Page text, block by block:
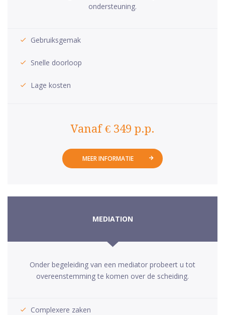
ondersteuning.
Gebruiksgemak
Snelle doorloop
Lage kosten
Vanaf € 349 p.p.
MEER INFORMATIE
MEDIATION
Onder begeleiding van een mediator probeert u tot
overeenstemming te komen over de scheiding.
Complexere zaken